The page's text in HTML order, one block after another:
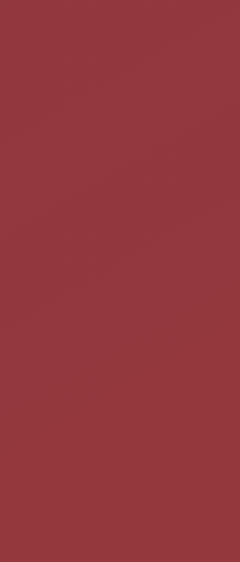
les générations
Hddboost
d'activer